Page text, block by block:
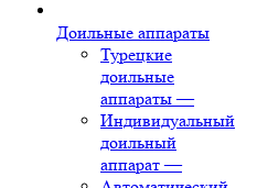
Доильные аппараты
Турецкие
доильные
аппараты —
Индивидуальный
доильный
аппарат —